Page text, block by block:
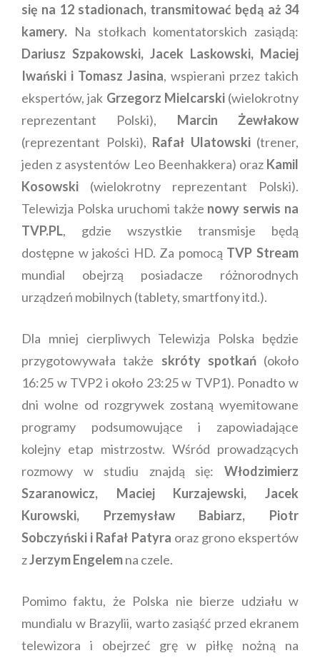
się na 12 stadionach, transmitować będą aż 34
kamery. Na stołkach komentatorskich zasiądą:
Dariusz Szpakowski, Jacek Laskowski, Maciej
Iwański i Tomasz Jasina, wspierani przez takich
ekspertów, jak Grzegorz Mielcarski(wielokrotny
reprezentant Polski), Marcin Żewłakow
(reprezentant Polski), Rafał Ulatowski(trener,
jeden z asystentów Leo Beenhakkera) oraz Kamil
Kosowski (wielokrotny reprezentant Polski).
Telewizja Polska uruchomi także nowy serwis na
TVP.PL, gdzie wszystkie transmisje będą
dostępne w jakości HD. Za pomocą TVP Stream
mundial obejrzą posiadacze różnorodnych
urządzeń mobilnych (tablety, smartfony itd.).
Dla mniej cierpliwych Telewizja Polska będzie
przygotowywała także skróty spotkań(około
16:25 w TVP2 i około 23:25 w TVP1). Ponadto w
dni wolne od rozgrywek zostaną wyemitowane
programy podsumowujące i zapowiadające
kolejny etap mistrzostw. Wśród prowadzących
rozmowy w studiu znajdą się: Włodzimierz
Szaranowicz, Maciej Kurzajewski, Jacek
Kurowski, Przemysław Babiarz, Piotr
Sobczyński i Rafał Patyra oraz grono ekspertów
zJerzym Engelemna czele.
Pomimo faktu, że Polska nie bierze udziału w
mundialu w Brazylii, warto zasiąść przed ekranem
telewizora i obejrzeć grę w piłkę nożną na